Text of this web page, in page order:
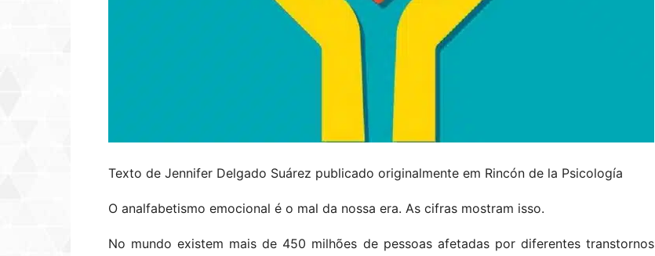
Texto de Jennifer Delgado Suárez publicado originalmente em Rincón de la Psicología
O analfabetismo emocional é o mal da nossa era. As cifras mostram isso.
No mundo existem mais de 450 milhões de pessoas afetadas por diferentes transtornos